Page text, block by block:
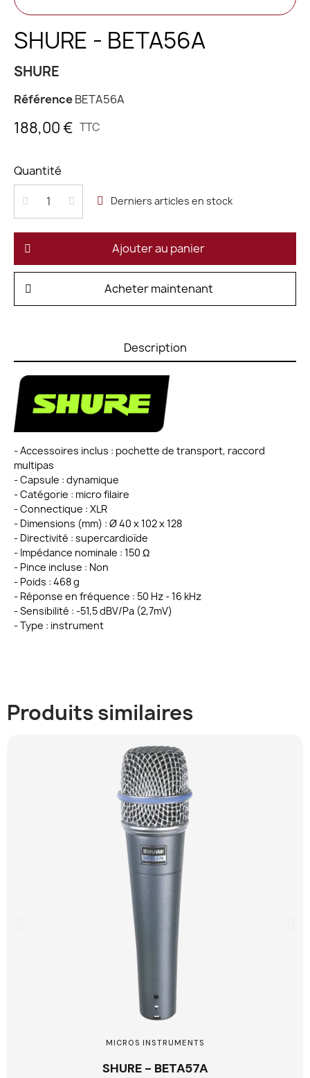
SHURE - BETA56A
SHURE
RéférenceBETA56A
188,00 € TTC
Quantité
Derniers articles en stock
Ajouter au panier
Acheter maintenant
Description
- Accessoires inclus : pochette de transport, raccord
multipas
- Capsule : dynamique
- Catégorie : micro filaire
- Connectique : XLR
- Dimensions (mm) : Ø 40 x 102 x 128
- Directivité : supercardioïde
- Impédance nominale : 150 Ω
- Pince incluse : Non
- Poids : 468 g
- Réponse en fréquence : 50 Hz - 16 kHz
- Sensibilité : -51,5 dBV/Pa (2,7mV)
- Type : instrument
Produits similaires
MICROS INSTRUMENTS
SHURE - BETA57A